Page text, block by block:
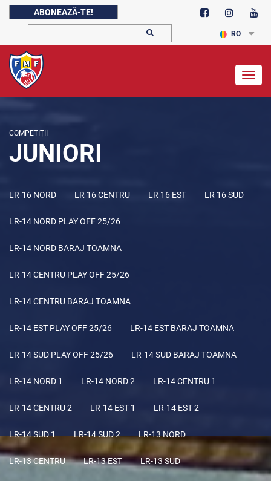
ABONEAZĂ-TE!
RO
COMPETIȚII
JUNIORI
LR-16 NORD LR 16 CENTRU LR 16 EST LR 16 SUD
LR-14 NORD PLAY OFF 25/26
LR-14 NORD BARAJ TOAMNA
LR-14 CENTRU PLAY OFF 25/26
LR-14 CENTRU BARAJ TOAMNA
LR-14 EST PLAY OFF 25/26 LR-14 EST BARAJ TOAMNA
LR-14 SUD PLAY OFF 25/26 LR-14 SUD BARAJ TOAMNA
LR-14 NORD 1 LR-14 NORD 2 LR-14 CENTRU 1
LR-14 CENTRU 2 LR-14 EST 1 LR-14 EST 2
LR-14 SUD 1 LR-14 SUD 2 LR-13 NORD
LR-13 CENTRU LR-13 EST LR-13 SUD